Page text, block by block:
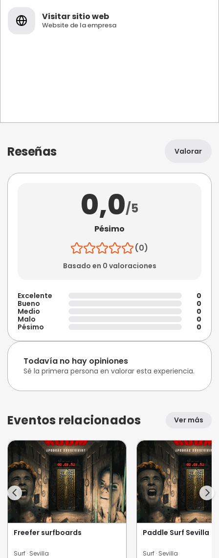
Visitar sitio web
Website de la empresa
Reseñas Valorar
0,0/5
Pésimo
(0)
Basado en 0 valoraciones
Excelente
0
Bueno
0
Medio
0
Malo
0
Pésimo
0
Todavía no hay opiniones
Sé la primera persona en valorar esta experiencia.
Eventos relacionados Ver más
Freefer surfboards
Surf · Sevilla
Paddle Surf Sevilla
Surf · Sevilla